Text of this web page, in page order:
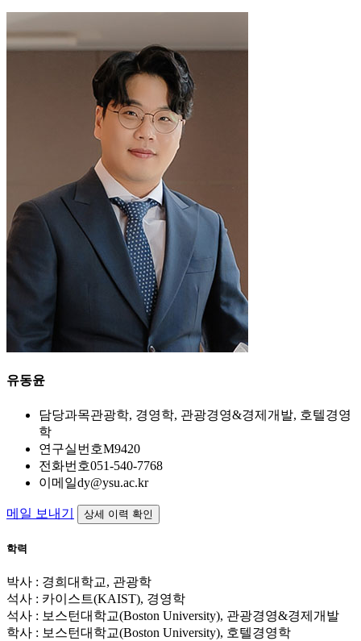
유동윤
담당과목관광학, 경영학, 관광경영&경제개발, 호텔경영
학
연구실번호M9420
전화번호051-540-7768
이메일dy@ysu.ac.kr
메일 보내기 상세 이력 확인
학력
박사 : 경희대학교, 관광학
석사 : 카이스트(KAIST), 경영학
석사 : 보스턴대학교(Boston University), 관광경영&경제개발
학사 : 보스턴대학교(Boston University), 호텔경영학